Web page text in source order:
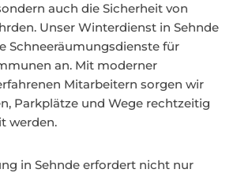
auch die Sicherheit von
Unser Winterdienst in Sehnde
Schneeräumungsdienste für
an. Mit moderner
Mitarbeitern sorgen wir
Parkplätze und Wege rechtzeitig
werden.
in Sehnde erfordert nicht nur